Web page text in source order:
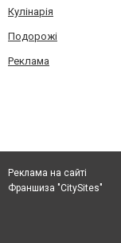
Кулінарія
Подорожі
Реклама
Реклама на сайті
Франшиза "CitySites"